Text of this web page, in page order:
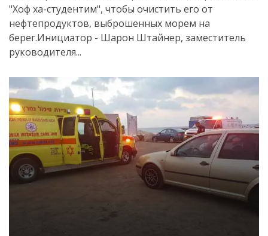
"Хоф ха-студентим", чтобы очистить его от
нефтепродуктов, выброшенных морем на
берег.Инициатор - Шарон Штайнер, заместитель
руководителя...